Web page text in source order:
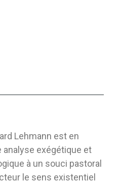
Lehmann est en
analyse exégétique et
à un souci pastoral
le sens existentiel